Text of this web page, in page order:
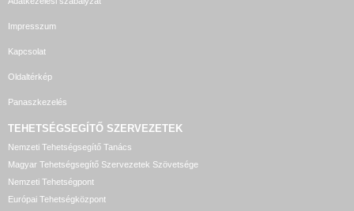
Impresszum
Kapcsolat
Oldaltérkép
Panaszkezelés
TEHETSÉGSEGÍTŐ SZERVEZETEK
Nemzeti Tehetségsegítő Tanács
Magyar Tehetségsegítő Szervezetek Szövetsége
Nemzeti Tehetségpont
Európai Tehetségközpont